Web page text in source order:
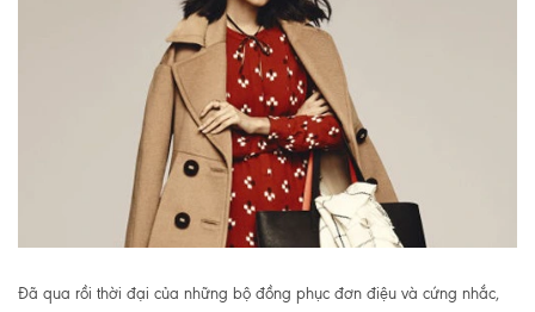
Đã qua rồi thời đại của những bộ đồng phục đơn điệu và cứng nhắc,